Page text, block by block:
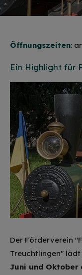
Öffnungszeiten:
Ein Highlight für
Der Förderverein
Treuchtlingen"
Juni und Oktober